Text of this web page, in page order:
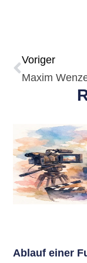
Voriger
Ablauf einer